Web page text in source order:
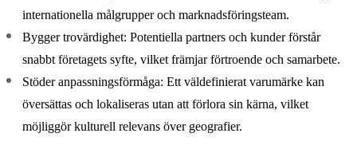
internationella målgrupper och marknadsföringsteam.
Bygger trovärdighet: Potentiella partners och kunder förstår
snabbt företagets syfte, vilket främjar förtroende och samarbete.
Stöder anpassningsförmåga: Ett väldefinierat varumärke kan
översättas och lokaliseras utan att förlora sin kärna, vilket
möjliggör kulturell relevans över geografier.